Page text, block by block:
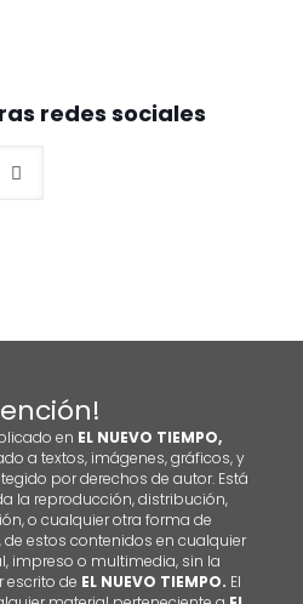
redes sociales
en EL NUEVO TIEMPO,
a textos, imágenes, gráficos, y
por derechos de autor. Está
la reproducción, distribución,
o cualquier otra forma de
estos contenidos en cualquier
impreso o multimedia, sin la
escrito de EL NUEVO TIEMPO. El